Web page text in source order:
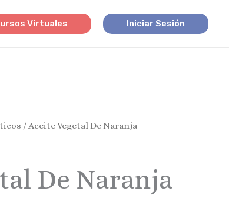
Virtuales Iniciar Sesión
/ Aceite Vegetal De Naranja
De Naranja